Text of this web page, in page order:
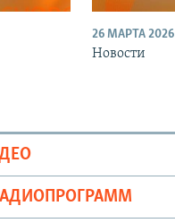
26 МАРТА 2026
Новости